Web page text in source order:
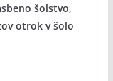
šolstvo,
otrok v šolo